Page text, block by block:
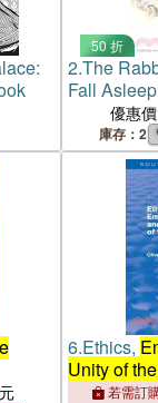
50 折
2.The
Fall
Getting
優惠價
庫存：2
6.Ethics,
Unity of
若需訂